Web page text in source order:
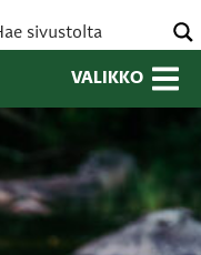
VALIKKO